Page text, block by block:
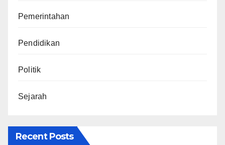
Pemerintahan
Pendidikan
Politik
Sejarah
Recent Posts